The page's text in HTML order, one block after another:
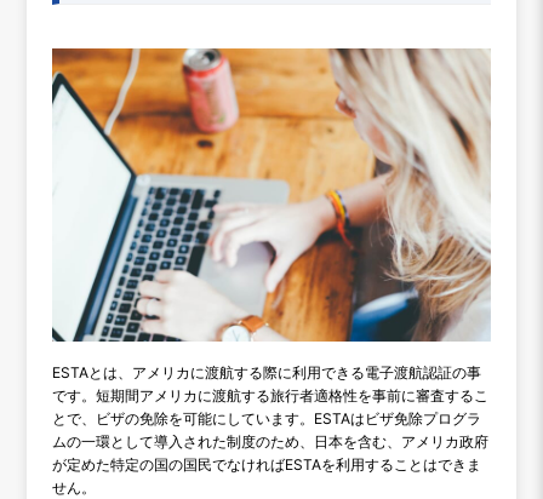
ESTAとは、アメリカに渡航する際に利用できる電子渡航認証の事
です。短期間アメリカに渡航する旅行者適格性を事前に審査するこ
とで、ビザの免除を可能にしています。ESTAはビザ免除プログラ
ムの一環として導入された制度のため、日本を含む、アメリカ政府
が定めた特定の国の国民でなければESTAを利用することはできま
せん。